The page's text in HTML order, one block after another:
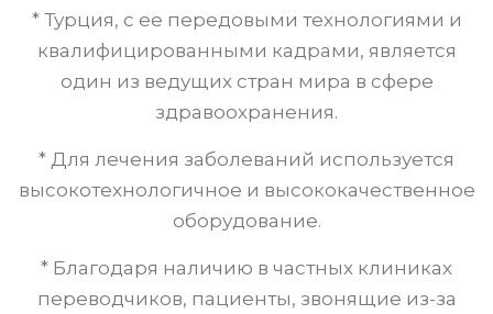
* Турция, с ее передовыми технологиями и
квалифицированными кадрами, является
один из ведущих стран мира в сфере
здравоохранения.
* Для лечения заболеваний используется
высокотехнологичное и высококачественное
оборудование.
* Благодаря наличию в частных клиниках
переводчиков, пациенты, звонящие из-за